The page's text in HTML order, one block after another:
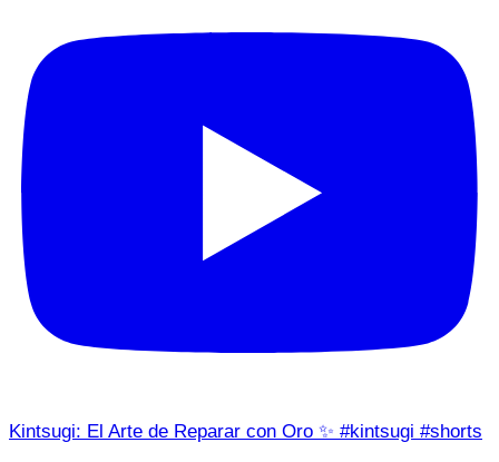
Kintsugi: El Arte de Reparar con Oro ✨ #kintsugi #shorts